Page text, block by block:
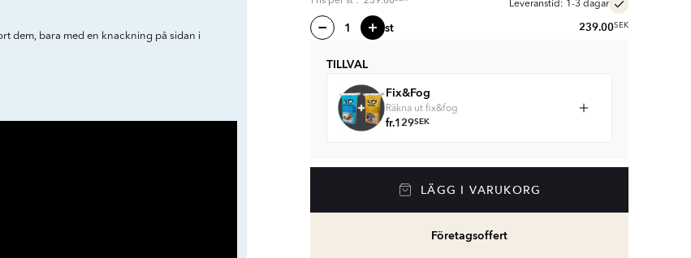
Leveranstid: 1-3 dagar
st 239.00SEK
TILLVAL
Fix&Fog
Räkna ut fix&fog
fr.129SEK
LÄGG I VARUKORG
Företagsoffert
dem, bara med en knackning på sidan i